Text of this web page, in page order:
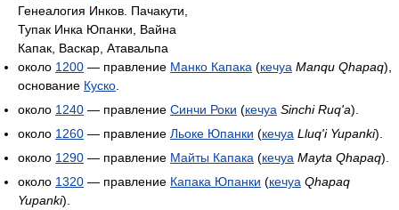
Генеалогия Инков. Пачакути,
Тупак Инка Юпанки, Вайна
Капак, Васкар, Атавальпа
около 1200 — правление Манко Капака (кечуа Manqu Qhapaq),
основание Куско
около 1240 — правление Синчи Роки (кечуа Sinchi Ruq'a).
около 1260 — правление Льоке Юпанки (кечуа Lluq'i Yupanki).
около 1290 — правление Майты Капака (кечуа Mayta Qhapaq).
около 1320 — правление Капака Юпанки (кечуа Qhapaq
Yupanki).